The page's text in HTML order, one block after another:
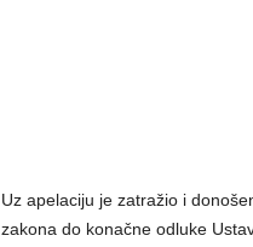
Uz apelaciju je zatražio i
zakona do konačne odluke